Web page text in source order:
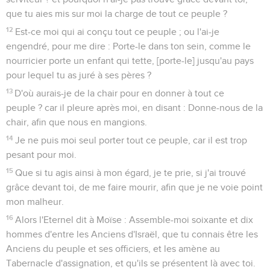
que tu aies mis sur moi la charge de tout ce peuple ?
12 Est-ce moi qui ai conçu tout ce peuple ; ou l'ai-je
engendré, pour me dire : Porte-le dans ton sein, comme le
nourricier porte un enfant qui tette, [porte-le] jusqu'au pays
pour lequel tu as juré à ses pères ?
13 D'où aurais-je de la chair pour en donner à tout ce
peuple ? car il pleure après moi, en disant : Donne-nous de la
chair, afin que nous en mangions.
14 Je ne puis moi seul porter tout ce peuple, car il est trop
pesant pour moi.
15 Que si tu agis ainsi à mon égard, je te prie, si j'ai trouvé
grâce devant toi, de me faire mourir, afin que je ne voie point
mon malheur.
16 Alors l'Eternel dit à Moïse : Assemble-moi soixante et dix
hommes d'entre les Anciens d'Israël, que tu connais être les
Anciens du peuple et ses officiers, et les amène au
Tabernacle d'assignation, et qu'ils se présentent là avec toi.